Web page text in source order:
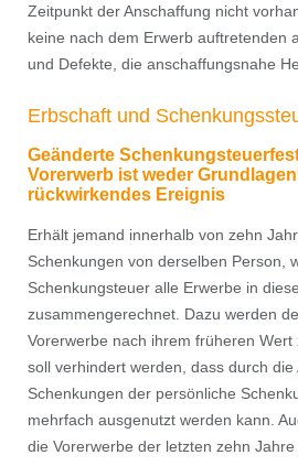
Zeitpunkt der Anschaffung nicht
keine nach dem Erwerb auftretenden
und Defekte, die anschaffungsnahe
Erbschaft und
Geänderte Schenkungsteuer
Vorerwerb ist weder
rückwirkendes Ereignis
Erhält jemand innerhalb von zehn
Schenkungen von derselben Person,
Schenkungsteuer alle Erwerbe in
zusammengerechnet. Dazu werden
Vorerwerbe nach ihrem früheren
soll verhindert werden, dass durch die
Schenkungen der persönliche
mehrfach ausgenutzt werden kann.
die Vorerwerbe der letzten zehn Jahre